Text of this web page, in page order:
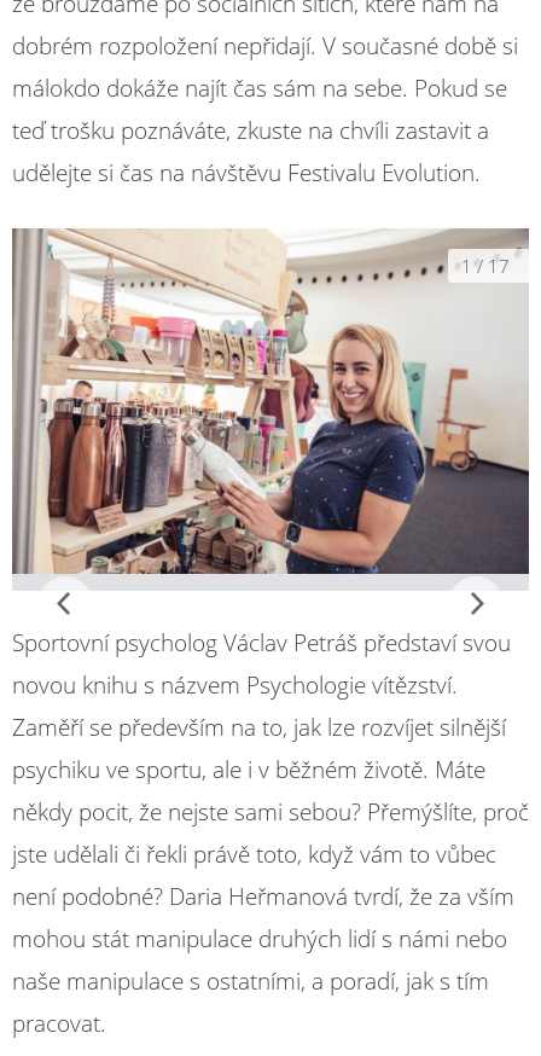
dobrém rozpoložení nepřidají. V současné době si
málokdo dokáže najít čas sám na sebe. Pokud se
teď trošku poznáváte, zkuste na chvíli zastavit a
udělejte si čas na návštěvu Festivalu Evolution.
1 / 17
Sportovní psycholog Václav Petráš představí svou
novou knihu s názvem Psychologie vítězství.
Zaměří se především na to, jak lze rozvíjet silnější
psychiku ve sportu, ale i v běžném životě. Máte
někdy pocit, že nejste sami sebou? Přemýšlíte, proč
jste udělali či řekli právě toto, když vám to vůbec
není podobné? Daria Heřmanová tvrdí, že za vším
mohou stát manipulace druhých lidí s námi nebo
naše manipulace s ostatními, a poradí, jak s tím
pracovat.